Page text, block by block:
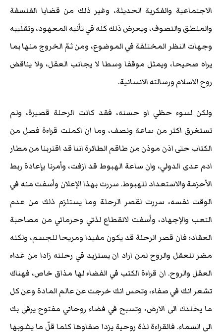
الاجتماعية والفكرية الحديثة، وغير ذلك من قضايا الفلسفة
والمنطق والتصوف، ويعرض ذلك كله في تأنيه المعهود، وتقليبه
وجهات النظر المختلفة في الموضوع، ومن ثمّ الخروج منها بما
يراه صحيحا، ويمثل موقفا وسطا لا يجانب العقل، ولا يناقض
روح الاسلام ورسالته الانسانية.
ولكن لسوء حظي او حسنه، فقد كانت الرحلة قصيرة، ولم
تستغرق اكثر من ساعة ونصف، وما ان اكملت قراءة فصل من
الكتاب حتى اذن موذن من طاقم الطائرة اننا قد اقتربنا من مطار
ادم عدى الدولي، وان ساعة الهبوط قد ازفت، وأمرنا بإعادة ربط
الأحزمة والاستعداد للهبوط. سررت بهذا الإعلان وأسفت منه في
الوقت نفسه، سررت لقصر الرحلة وما يستلزم ذلك من عدم
التعب والإجهاد، وأسفت لانقطاع لذتي وحرماني من مصاحبة
العقاد؛ فان قصر الرحلة قد يكون مفيدا ومريحا للجسم، ولكنه
مضر للعقل والروح لمن اراد ان يستزيد في رحلته زادا من غداء
العقل والروح. ان قراءة الكتب في الفضاء لها مذاق خاص، فهناك
تشعر انك في صفاء، وتحس انك خرجت عن عالم المادة وعن كل
ما يخلدك الى الارض، وتسبح في فضاء روحاني مفتوح يرقى بك
الى السماء. فالقراءة لذة روحية يزدا صفاوها كلما قلّ ما يشوبها